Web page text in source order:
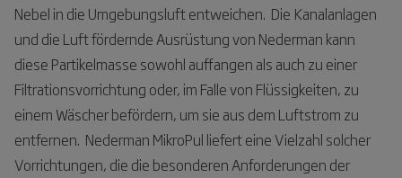
Nebel in die Umgebungsluft entweichen. Die Kanalanlagen
und die Luft fördernde Ausrüstung von Nederman kann
diese Partikelmasse sowohl auffangen als auch zu einer
Filtrationsvorrichtung oder, im Falle von Flüssigkeiten, zu
einem Wäscher befördern, um sie aus dem Luftstrom zu
entfernen. Nederman MikroPul liefert eine Vielzahl solcher
Vorrichtungen, die die besonderen Anforderungen der